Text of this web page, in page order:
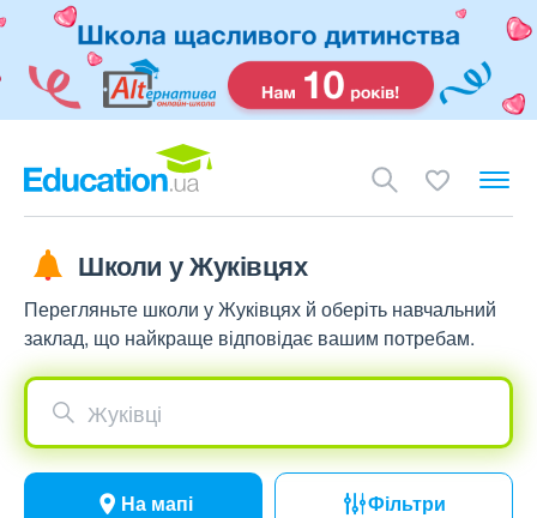
Школи у Жуківцях
Перегляньте школи у Жуківцях й оберіть навчальний
заклад, що найкраще відповідає вашим потребам.
Жуківці
На мапі Фільтри